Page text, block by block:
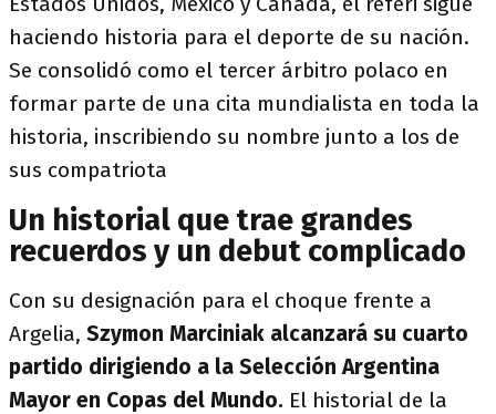
haciendo historia para el deporte de su nación.
Se consolidó como el tercer árbitro polaco en
formar parte de una cita mundialista en toda la
historia, inscribiendo su nombre junto a los de
sus compatriota
Un historial que trae grandes
recuerdos y un debut complicado
Con su designación para el choque frente a
Argelia, Szymon Marciniak alcanzará su cuarto
partido dirigiendo a la Selección Argentina
Mayor en Copas del Mundo. El historial de la